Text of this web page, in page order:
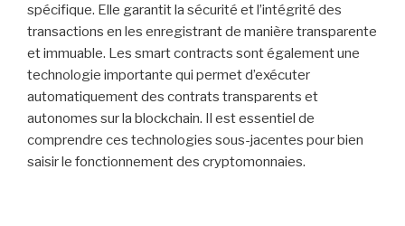
spécifique. Elle garantit la sécurité et l’intégrité des
transactions en les enregistrant de manière transparente
et immuable. Les smart contracts sont également une
technologie importante qui permet d’exécuter
automatiquement des contrats transparents et
autonomes sur la blockchain. Il est essentiel de
comprendre ces technologies sous-jacentes pour bien
saisir le fonctionnement des cryptomonnaies.